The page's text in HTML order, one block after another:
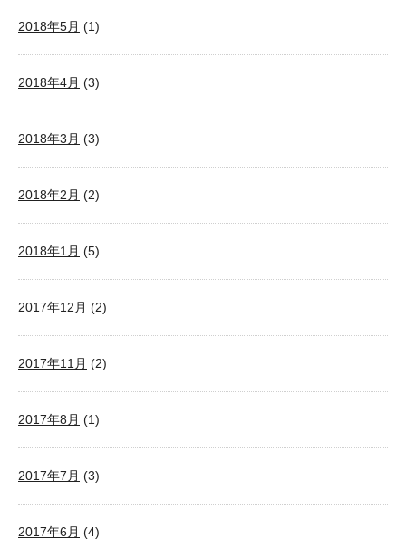
2018年5月 (1)
2018年4月 (3)
2018年3月 (3)
2018年2月 (2)
2018年1月 (5)
2017年12月 (2)
2017年11月 (2)
2017年8月 (1)
2017年7月 (3)
2017年6月 (4)